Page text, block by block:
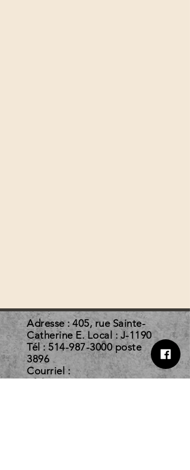
Adresse : 405, rue Sainte-
Catherine E. Local : J-1190
Tél :514-987-3000poste
3896
Courriel :